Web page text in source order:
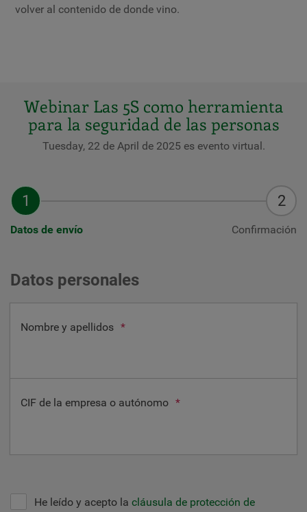
volver al contenido de donde vino.
Webinar Las 5S como herramienta
para la seguridad de las personas
Tuesday, 22 de April de 2025 es evento virtual.
Datos de envío Confirmación
Datos personales
Nombre y apellidos *
CIF de la empresa o autónomo *
He leído y acepto la cláusula de protección de